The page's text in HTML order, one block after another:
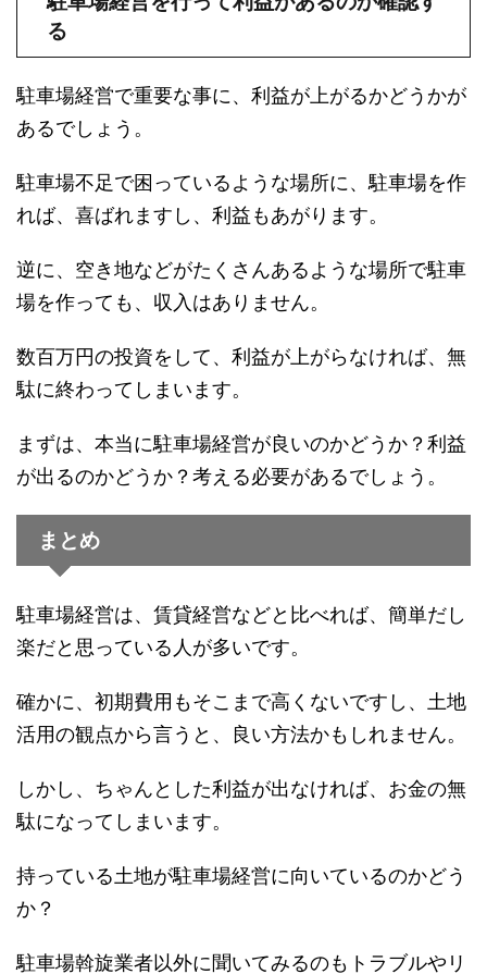
る
駐車場経営で重要な事に、利益が上がるかどうかが
あるでしょう。
駐車場不足で困っているような場所に、駐車場を作
れば、喜ばれますし、利益もあがります。
逆に、空き地などがたくさんあるような場所で駐車
場を作っても、収入はありません。
数百万円の投資をして、利益が上がらなければ、無
駄に終わってしまいます。
まずは、本当に駐車場経営が良いのかどうか？利益
が出るのかどうか？考える必要があるでしょう。
まとめ
駐車場経営は、賃貸経営などと比べれば、簡単だし
楽だと思っている人が多いです。
確かに、初期費用もそこまで高くないですし、土地
活用の観点から言うと、良い方法かもしれません。
しかし、ちゃんとした利益が出なければ、お金の無
駄になってしまいます。
持っている土地が駐車場経営に向いているのかどう
か？
駐車場斡旋業者以外に聞いてみるのもトラブルやリ